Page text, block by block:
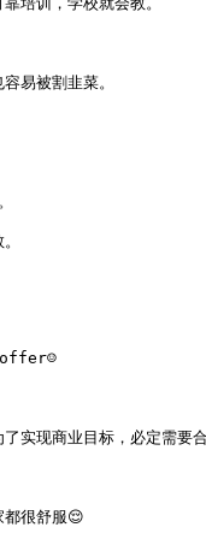
易被割韭菜。
offer☺️
实现商业目标，必定需要
都很舒服😌